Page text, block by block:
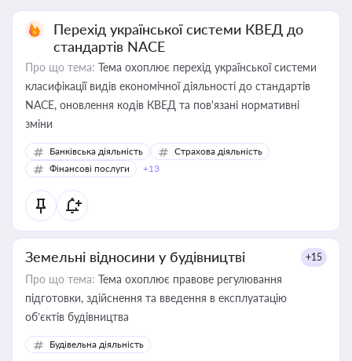
Перехід української системи КВЕД до
стандартів NACE
Про що тема: Тема охоплює перехід української системи
класифікації видів економічної діяльності до стандартів
NACE, оновлення кодів КВЕД та пов'язані нормативні
зміни
Банківська діяльність
Страхова діяльність
Фінансові послуги
+13
Земельні відносини у будівництві +15
Про що тема: Тема охоплює правове регулювання
підготовки, здійснення та введення в експлуатацію
об’єктів будівництва
Будівельна діяльність